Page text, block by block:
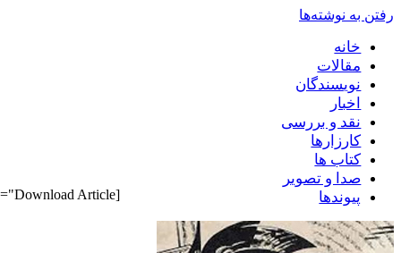
رفتن به نوشته‌ها
خانه
مقالات
نويسندگان
اخبار
نقد و بررسى
کارزارها
کتاب ها
صدا و تصوير
پيوندها
[pdf_attachment file="1" name="Download Article"]